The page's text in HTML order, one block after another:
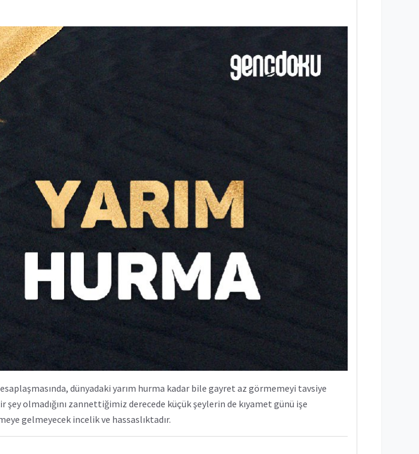
dünyadaki yarım hurma kadar bile gayret az görmemeyi tavsiye
olmadığını zannettiğimiz derecede küçük şeylerin de kıyamet günü işe
gelmeyecek incelik ve hassaslıktadır.